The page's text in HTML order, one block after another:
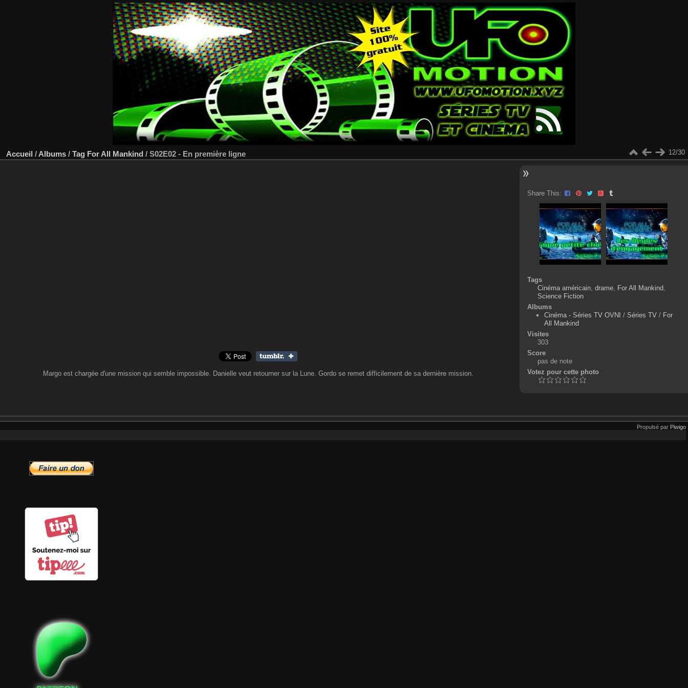
Accueil / Albums / Tag For All Mankind / S02E02 - En première ligne 12/30
Margo est chargée d'une mission qui semble impossible. Danielle veut retourner sur la Lune. Gordo se remet difficilement de sa dernière mission.
Share This:
Tags
Cinéma américain, drame, For All Mankind,
Science Fiction
Albums
Cinéma - Séries TV OVNI / Séries TV/ For
All Mankind
Visites
303
Score
pas de note
Votez pour cette photo
Propulsé par Piwigo